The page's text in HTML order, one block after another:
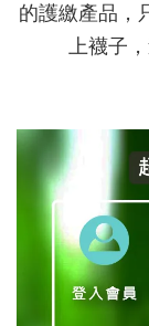
的護繳產品，
上襪子